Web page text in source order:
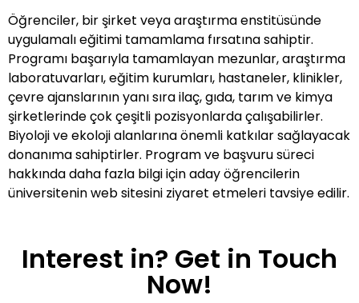
Öğrenciler, bir şirket veya araştırma enstitüsünde
uygulamalı eğitimi tamamlama fırsatına sahiptir.
Programı başarıyla tamamlayan mezunlar, araştırma
laboratuvarları, eğitim kurumları, hastaneler, klinikler,
çevre ajanslarının yanı sıra ilaç, gıda, tarım ve kimya
şirketlerinde çok çeşitli pozisyonlarda çalışabilirler.
Biyoloji ve ekoloji alanlarına önemli katkılar sağlayacak
donanıma sahiptirler. Program ve başvuru süreci
hakkında daha fazla bilgi için aday öğrencilerin
üniversitenin web sitesini ziyaret etmeleri tavsiye edilir.
Interest in? Get in Touch
Now!